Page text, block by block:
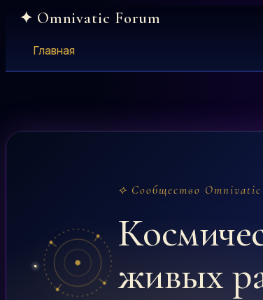
Skip
contentГлавная
⟡ Сообщество
живых